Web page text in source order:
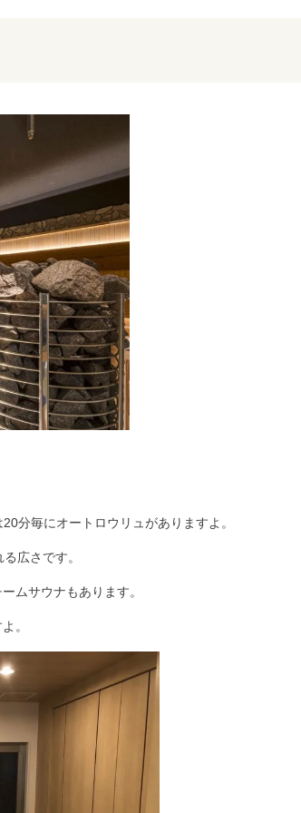
分毎にオートロウリュがありますよ。
広さです。
ムサウナもあります。
。